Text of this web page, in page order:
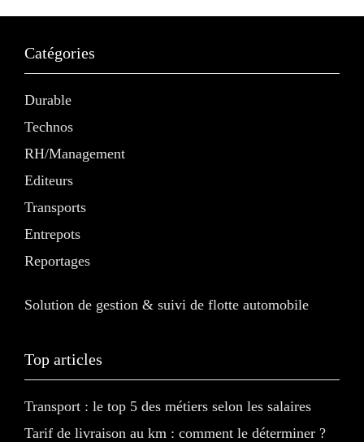
Catégories
Durable
Technos
RH/Management
Editeurs
Transports
Entrepots
Reportages
Solution de gestion & suivi de flotte automobile
Top articles
Transport : le top 5 des métiers selon les salaires
Tarif de livraison au km : comment le déterminer ?